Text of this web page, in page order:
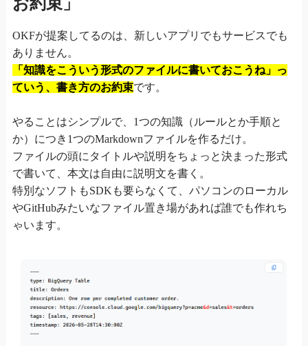
OKFが提案してるのは、新しいアプリでもサービスでも
ありません。
「知識をこういう形式のファイルに書いておこうね」っ
ていう、書き方のお約束です。
やることはシンプルで、1つの知識（ルールとか手順と
か）につき1つのMarkdownファイルを作るだけ。
ファイルの頭にタイトルや説明をちょっと決まった形式
で書いて、本文は自由に説明文を書く。
特別なソフトもSDKも要らなくて、パソコンのローカル
やGitHubみたいなファイル置き場があれば誰でも作れち
ゃいます。